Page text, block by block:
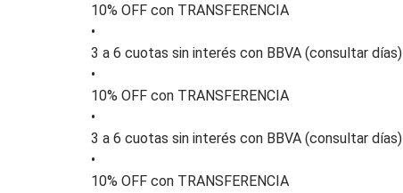
10% OFF con TRANSFERENCIA
•
3 a 6 cuotas sin interés con BBVA (consultar días)
•
10% OFF con TRANSFERENCIA
•
3 a 6 cuotas sin interés con BBVA (consultar días)
•
10% OFF con TRANSFERENCIA